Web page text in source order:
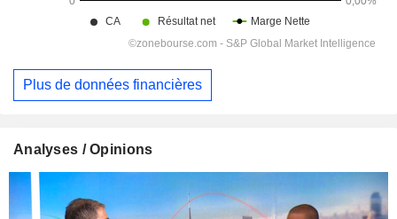
Plus de données financières
Analyses / Opinions